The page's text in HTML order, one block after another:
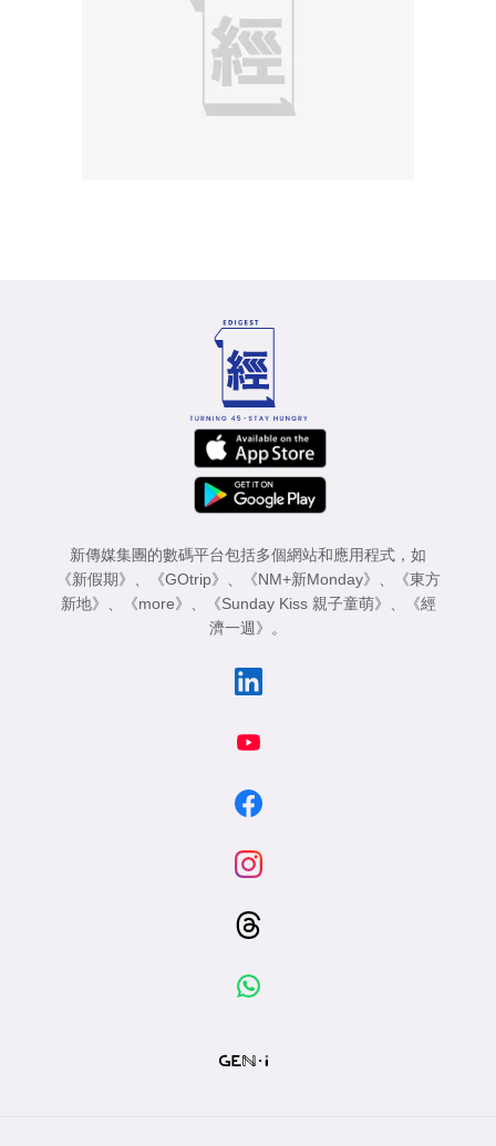
新傳媒集團的數碼平台包括多個網站和應用程式，如
《新假期》 、 《GOtrip》 、 《NM+新Monday》 、
《東方
新地》 、 《more》 、 《Sunday Kiss 親子童萌》 、
《經
濟一週》 。